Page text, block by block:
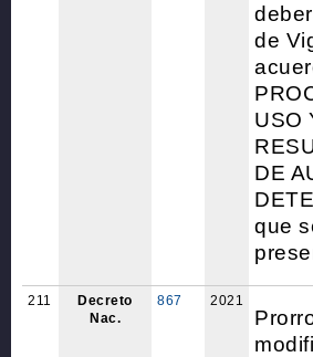
de
USO
DE
que
211
Decreto
Nac.
867 2021